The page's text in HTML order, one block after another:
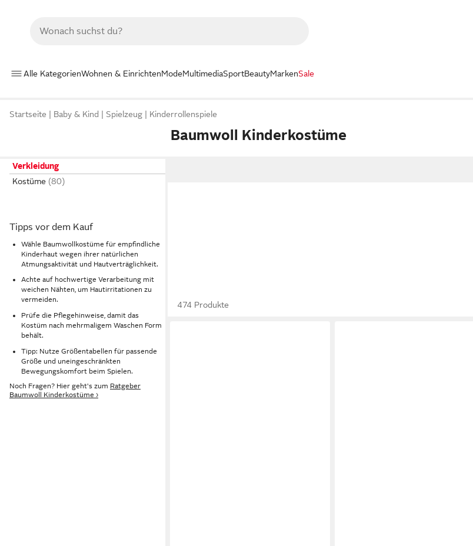
Alle KategorienWohnen & EinrichtenModeMultimediaSportBeautyMarkenSale
Startseite Baby & Kind Spielzeug Kinderrollenspiele
Baumwoll Kinderkostüme
Verkleidung
Kostüme
Tipps vor dem Kauf
Wähle Baumwollkostüme für empfindliche
Kinderhaut wegen ihrer natürlichen
Atmungsaktivität und Hautverträglichkeit.
Achte auf hochwertige Verarbeitung mit
weichen Nähten, um Hautirritationen zu
vermeiden.
Prüfe die Pflegehinweise, damit das
Kostüm nach mehrmaligem Waschen Form
behält.
Tipp: Nutze Größentabellen für passende
Größe und uneingeschränkten
Bewegungskomfort beim Spielen.
Noch Fragen? Hier geht's zum Ratgeber
Baumwoll Kinderkostüme ›
474 Produkte